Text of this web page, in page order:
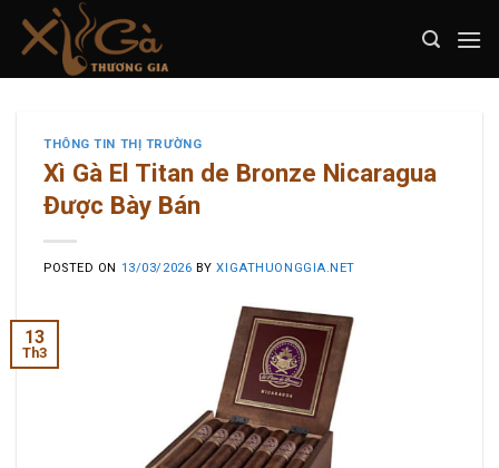
THÔNG TIN THỊ TRƯỜNG
Xì Gà El Titan de Bronze Nicaragua
Được Bày Bán
POSTED ON 13/03/2026 BYXIGATHUONGGIA.NET
13
Th3